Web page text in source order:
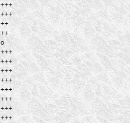
+++
+++
++
++
o
+++
+++
+++
+++
+++
+++
+++
+++